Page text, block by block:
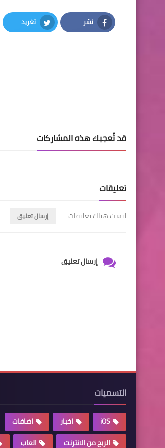
نشر
Facebook
تغريد
Twitter
قد تُعجبك هذه المشاركات
تعليقات
ليست هناك تعليقات إرسال تعليق
إرسال تعليق
التسميات
iOS اخبار
اضافات
الربح من الانترنت
العاب